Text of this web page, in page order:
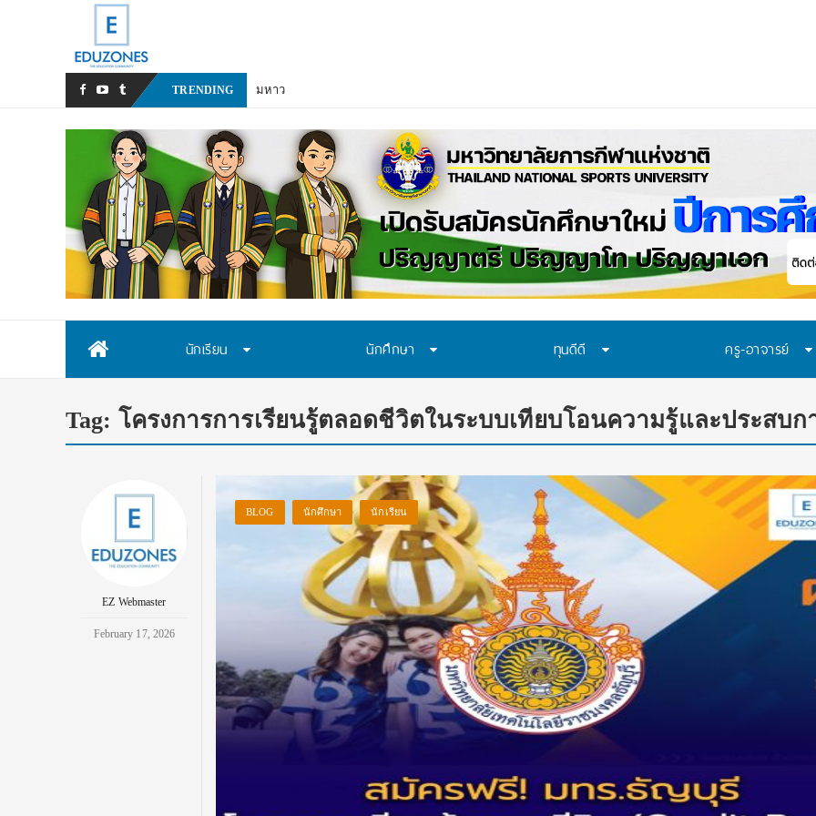
TRENDING มหาวิทยาลัยราชภัฏสวนสุนันทา มอบ 29 ทุนแบบต่อเนื่องตลอดหลักสูตร สนับสนุนเยาวชนเ
นักเรียน นักศึกษา ทุนดีดี ครู-อาจารย์
Tag: โครงการการเรียนรู้ตลอดชีวิตในระบบเทียบโอนความรู้และประสบ
EZ Webmaster
February 17, 2026
BLOG นักศึกษา นักเรียน